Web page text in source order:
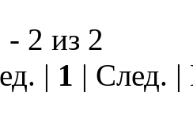
2 из 2
| 1 | След.